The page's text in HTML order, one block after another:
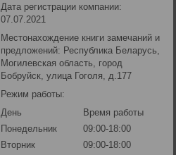
Дата регистрации компании:
07.07.2021
Местонахождение книги замечаний и
предложений: Республика Беларусь,
Могилевская область, город
Бобруйск, улица Гоголя, д.177
Режим работы:
День
Время работы
Понедельник
09:00-18:00
Вторник
09:00-18:00